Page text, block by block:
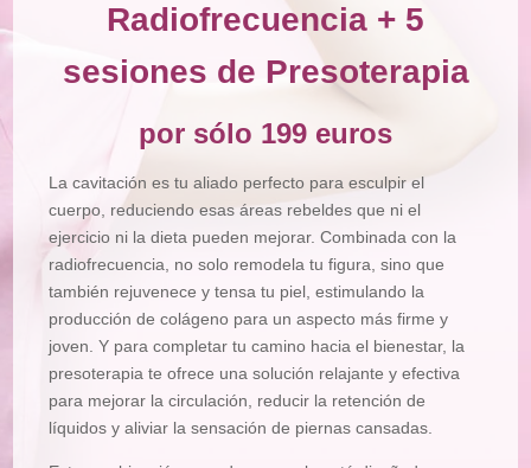
Radiofrecuencia + 5
sesiones de Presoterapia
por sólo 199 euros
La cavitación es tu aliado perfecto para esculpir el
cuerpo, reduciendo esas áreas rebeldes que ni el
ejercicio ni la dieta pueden mejorar. Combinada con la
radiofrecuencia, no solo remodela tu figura, sino que
también rejuvenece y tensa tu piel, estimulando la
producción de colágeno para un aspecto más firme y
joven. Y para completar tu camino hacia el bienestar, la
presoterapia te ofrece una solución relajante y efectiva
para mejorar la circulación, reducir la retención de
líquidos y aliviar la sensación de piernas cansadas.